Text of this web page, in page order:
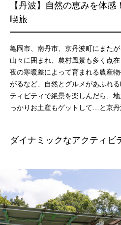
【丹波】⾃然の恵みを体感
喫旅
亀岡市、南丹市、京丹波町にまた
山々に囲まれ、農村風景も多く点
夜の寒暖差によって育まれる農産
がるなど、自然とグルメがあふれ
ティビティで絶景を楽しんだら、
っかりお土産もゲットして…と京丹
ダイナミックなアクティビ